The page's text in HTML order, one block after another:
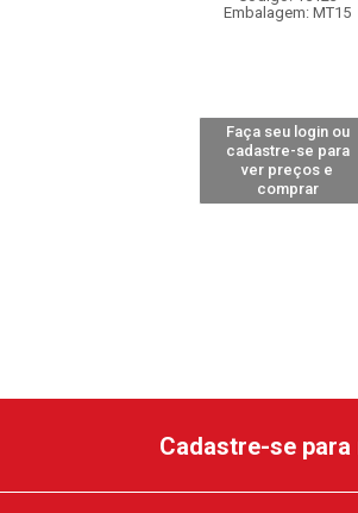
Embalagem: MT15
Faça seu login ou
cadastre-se para
ver preços e
comprar
Cadastre-se